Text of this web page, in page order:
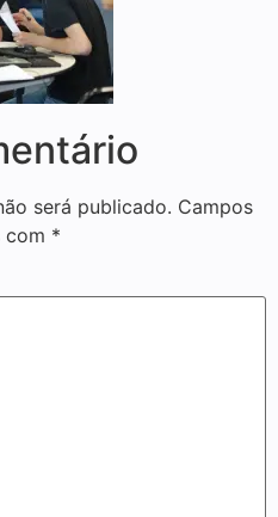
será publicado. Campos
com *